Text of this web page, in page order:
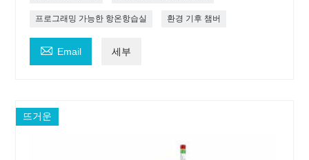
프로그래밍 가능한 항온항습실 환경 기후 챔버
 Email 세부
뜨거운